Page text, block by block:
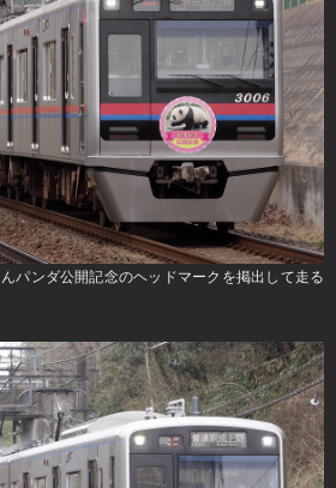
パンダ公開記念のヘッドマークを掲出して走る